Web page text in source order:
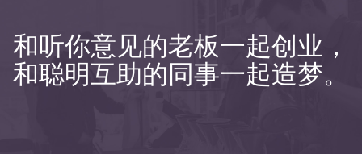
和听你意见的老板一起创业，
和聪明互助的同事一起造梦。